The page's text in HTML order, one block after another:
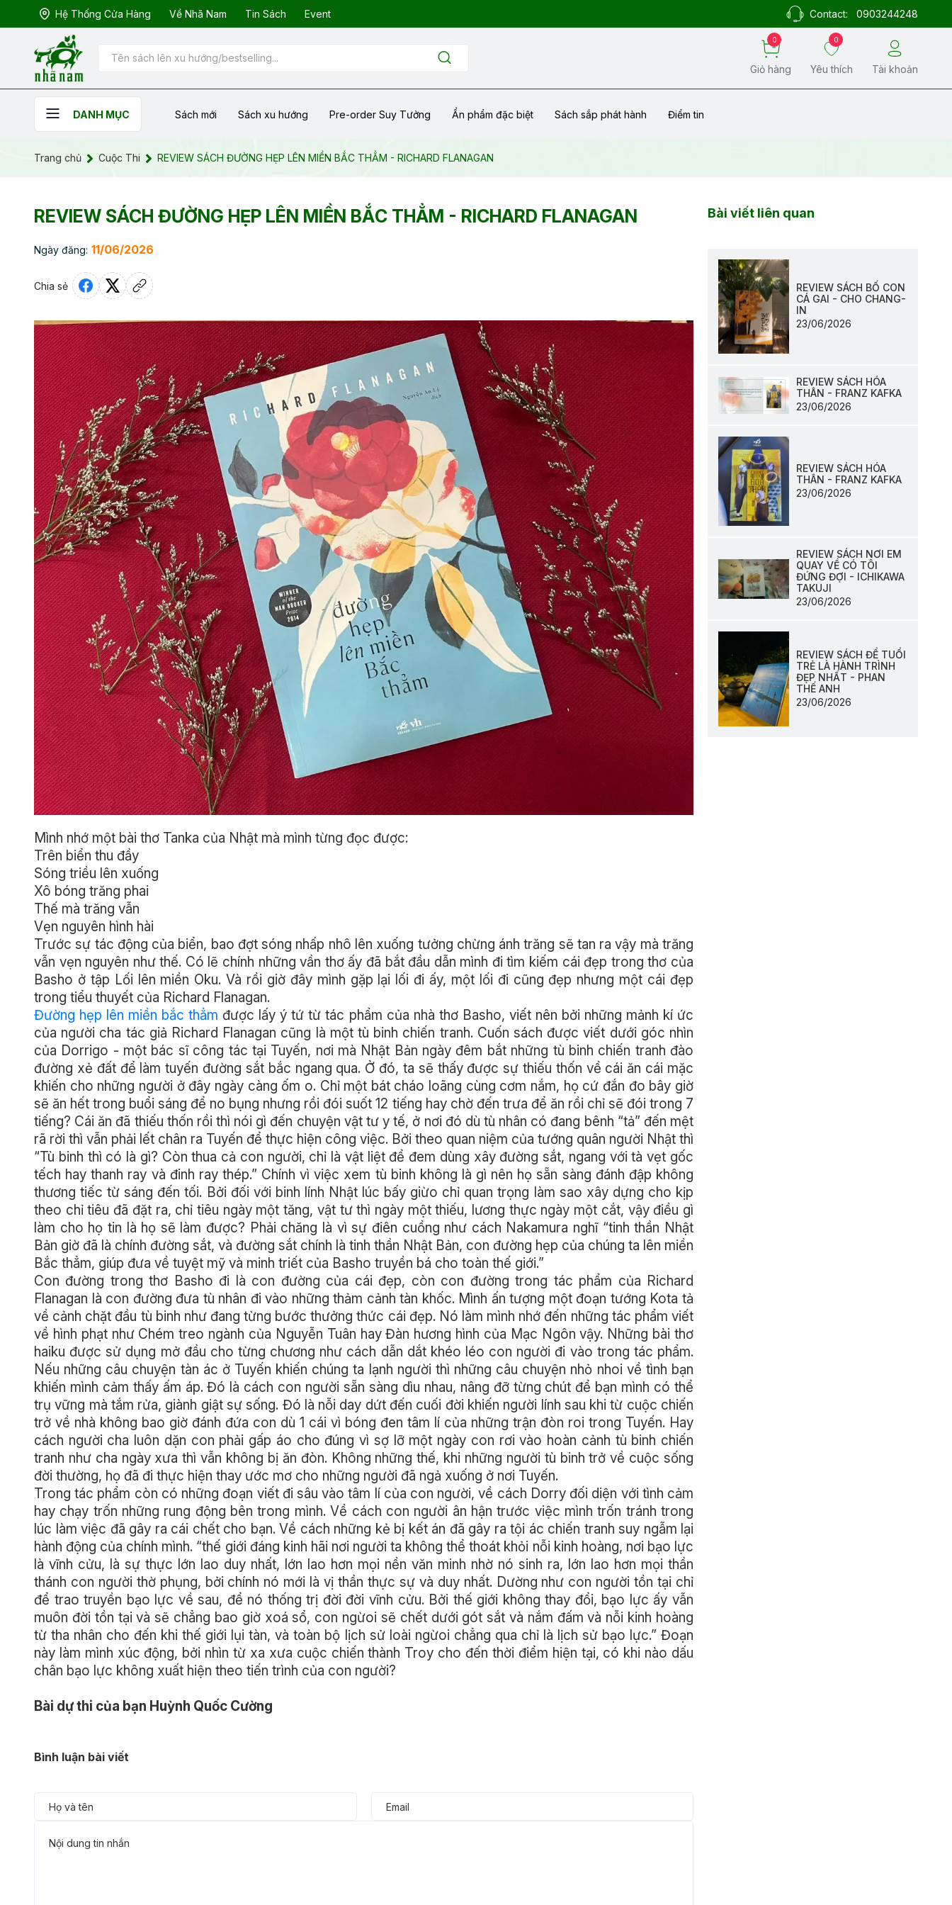
Hệ Thống Cửa Hàng Về Nhã Nam Tin Sách Event Contact: 0903244248
0
Giỏ hàng
0
Yêu thích Tài khoản
DANH MỤC Sách mới Sách xu hướng Pre-order Suy Tưởng Ẩn phẩm đặc biệt Sách sắp phát hành Điểm tin
Trang chủ Cuộc Thi REVIEW SÁCH ĐƯỜNG HẸP LÊN MIỀN BẮC THẲM - RICHARD FLANAGAN
REVIEW SÁCH ĐƯỜNG HẸP LÊN MIỀN BẮC THẲM - RICHARD FLANAGAN
Ngày đăng: 11/06/2026
Chia sẻ
Mình nhớ một bài thơ Tanka của Nhật mà mình từng đọc được:
Trên biển thu đầy
Sóng triều lên xuống
Xô bóng trăng phai
Thế mà trăng vẫn
Vẹn nguyên hình hài
Trước sự tác động của biển, bao đợt sóng nhấp nhô lên xuống tưởng chừng ánh trăng sẽ tan ra vậy mà trăng
vẫn vẹn nguyên như thế. Có lẽ chính những vần thơ ấy đã bắt đầu dẫn mình đi tìm kiếm cái đẹp trong thơ của
Basho ở tập Lối lên miền Oku. Và rồi giờ đây mình gặp lại lối đi ấy, một lối đi cũng đẹp nhưng một cái đẹp
trong tiểu thuyết của Richard Flanagan.
Đường hẹp lên miền bắc thẳm được lấy ý tứ từ tác phẩm của nhà thơ Basho, viết nên bởi những mảnh kí ức
của người cha tác giả Richard Flanagan cũng là một tù binh chiến tranh. Cuốn sách được viết dưới góc nhìn
của Dorrigo - một bác sĩ công tác tại Tuyến, nơi mà Nhật Bản ngày đêm bắt những tù binh chiến tranh đào
đường xẻ đất để làm tuyến đường sắt bắc ngang qua. Ở đó, ta sẽ thấy được sự thiếu thốn về cái ăn cái mặc
khiến cho những người ở đây ngày càng ốm o. Chỉ một bát cháo loãng cùng cơm nắm, họ cứ đắn đo bây giờ
sẽ ăn hết trong buổi sáng để no bụng nhưng rồi đói suốt 12 tiếng hay chờ đến trưa để ăn rồi chỉ sẽ đói trong 7
tiếng? Cái ăn đã thiếu thốn rồi thì nói gì đến chuyện vật tư y tế, ở nơi đó dù tù nhân có đang bênh “tả” đến mệt
rã rời thì vẫn phải lết chân ra Tuyến để thực hiện công việc. Bởi theo quan niệm của tướng quân người Nhật thì
“Tù binh thì có là gì? Còn thua cả con người, chỉ là vật liệt để đem dùng xây đường sắt, ngang với tà vẹt gốc
tếch hay thanh ray và đinh ray thép.” Chính vì việc xem tù binh không là gì nên họ sẵn sàng đánh đập không
thương tiếc từ sáng đến tối. Bởi đối với binh lính Nhật lúc bấy giừo chỉ quan trọng làm sao xây dựng cho kịp
theo chỉ tiêu đã đặt ra, chỉ tiêu ngày một tăng, vật tư thì ngày một thiếu, lương thực ngày một cắt, vậy điều gì
làm cho họ tin là họ sẽ làm được? Phải chăng là vì sự điên cuồng như cách Nakamura nghĩ “tinh thần Nhật
Bản giờ đã là chính đường sắt, và đường sắt chính là tinh thần Nhật Bản, con đường hẹp của chúng ta lên miền
Bắc thẳm, giúp đưa về tuyệt mỹ và minh triết của Basho truyền bá cho toàn thế giới.”
Con đường trong thơ Basho đi là con đường của cái đẹp, còn con đường trong tác phẩm của Richard
Flanagan là con đường đưa tù nhân đi vào những thảm cảnh tàn khốc. Mình ấn tượng một đoạn tướng Kota tả
về cảnh chặt đầu tù binh như đang từng bước thưởng thức cái đẹp. Nó làm mình nhớ đến những tác phẩm viết
về hình phạt như Chém treo ngành của Nguyễn Tuân hay Đàn hương hình của Mạc Ngôn vậy. Những bài thơ
haiku được sử dụng mở đầu cho từng chương như cách dẫn dắt khéo léo con người đi vào trong tác phẩm.
Nếu những câu chuyện tàn ác ở Tuyến khiến chúng ta lạnh người thì những câu chuyện nhỏ nhoi về tình bạn
khiến mình cảm thấy ấm áp. Đó là cách con người sẵn sàng dìu nhau, nâng đỡ từng chút để bạn mình có thể
trụ vững mà tắm rửa, giành giật sự sống. Đó là nỗi day dứt đến cuối đời khiến người lính sau khi từ cuộc chiến
trở về nhà không bao giờ đánh đứa con dù 1 cái vì bóng đen tâm lí của những trận đòn roi trong Tuyến. Hay
cách người cha luôn dặn con phải gấp áo cho đúng vì sợ lỡ một ngày con rơi vào hoàn cảnh tù binh chiến
tranh như cha ngày xưa thì vẫn không bị ăn đòn. Không những thế, khi những người tù binh trở về cuộc sống
đời thường, họ đã đi thực hiện thay ước mơ cho những người đã ngả xuống ở nơi Tuyến.
Trong tác phẩm còn có những đoạn viết đi sâu vào tâm lí của con người, về cách Dorry đối diện với tình cảm
hay chạy trốn những rung động bên trong mình. Về cách con người ân hận trước việc mình trốn tránh trong
lúc làm việc đã gây ra cái chết cho bạn. Về cách những kẻ bị kết án đã gây ra tội ác chiến tranh suy ngẫm lại
hành động của chính mình. “thế giới đáng kinh hãi nơi người ta không thể thoát khỏi nỗi kinh hoàng, nơi bạo lực
là vĩnh cửu, là sự thực lớn lao duy nhất, lớn lao hơn mọi nền văn minh nhờ nó sinh ra, lớn lao hơn mọi thần
thánh con người thờ phụng, bởi chính nó mới là vị thần thực sự và duy nhất. Dường như con người tồn tại chỉ
để trao truyền bạo lực về sau, để nó thống trị đời đời vĩnh cửu. Bởi thế giới không thay đổi, bạo lực ấy vẫn
muôn đời tồn tại và sẽ chẳng bao giờ xoá sổ, con ngừoi sẽ chết dưới gót sắt và nắm đấm và nỗi kinh hoàng
từ tha nhân cho đến khi thế giới lụi tàn, và toàn bộ lịch sử loài ngừoi chẳng qua chỉ là lịch sử bạo lực.” Đoạn
này làm mình xúc động, bởi nhìn từ xa xưa cuộc chiến thành Troy cho đến thời điểm hiện tại, có khi nào dấu
chân bạo lực không xuất hiện theo tiến trình của con người?
Bài dự thi của bạn Huỳnh Quốc Cường
Bài viết liên quan
REVIEW SÁCH BỐ CON
CÁ GAI - CHO CHANG-
IN
23/06/2026
REVIEW SÁCH HÓA
THÂN - FRANZ KAFKA
23/06/2026
REVIEW SÁCH HÓA
THÂN - FRANZ KAFKA
23/06/2026
REVIEW SÁCH NƠI EM
QUAY VỀ CÓ TÔI
ĐỨNG ĐỢI - ICHIKAWA
TAKUJI
23/06/2026
REVIEW SÁCH ĐỂ TUỔI
TRẺ LÀ HÀNH TRÌNH
ĐẸP NHẤT - PHAN
THẾ ANH
23/06/2026
Bình luận bài viết